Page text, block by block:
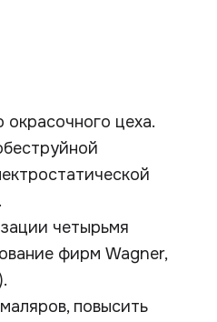
цеха.
четырьмя
фирм Wagner,
повысить